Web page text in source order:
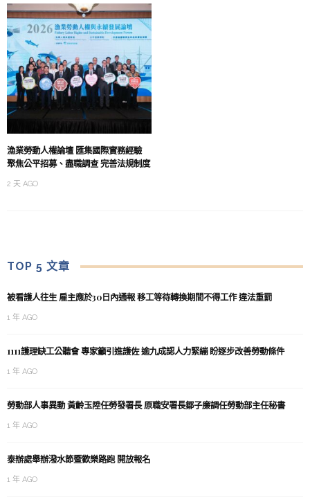
漁業勞動人權論壇 匯集國際實務經驗
聚焦公平招募、盡職調查 完善法規制度
2 天 AGO
TOP 5 文章
被看護人往生 雇主應於30日內通報 移工等待轉換期間不得工作 違法重罰
1 年 AGO
1111護理缺工公聽會 專家籲引進護佐 逾九成認人力緊繃 盼逐步改善勞動條件
1 年 AGO
勞動部人事異動 黃齡玉陞任勞發署長 原職安署長鄒子廉調任勞動部主任秘書
1 年 AGO
泰辦處舉辦潑水節暨歡樂路跑 開放報名
1 年 AGO